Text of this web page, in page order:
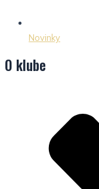
Novinky
O klube